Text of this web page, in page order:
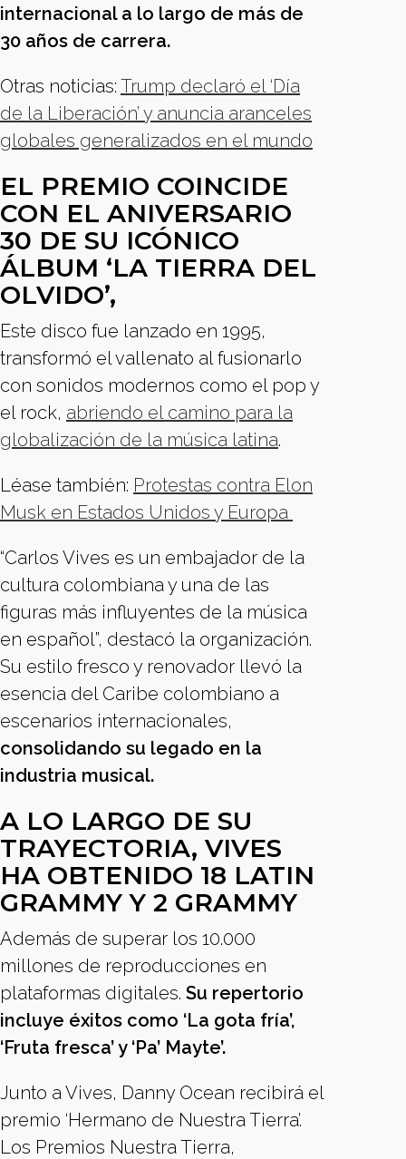
internacional a lo largo de más de
30 años de carrera.
Otras noticias: Trump declaró el ‘Día
de la Liberación’ y anuncia aranceles
globales generalizados en el mundo
EL PREMIO COINCIDE
CON EL ANIVERSARIO
30 DE SU ICÓNICO
ÁLBUM ‘LA TIERRA DEL
OLVIDO’,
Este disco fue lanzado en 1995,
transformó el vallenato al fusionarlo
con sonidos modernos como el pop y
el rock, abriendo el camino para la
globalización de la música latina.
Léase también: Protestas contra Elon
Musk en Estados Unidos y Europa
“Carlos Vives es un embajador de la
cultura colombiana y una de las
figuras más influyentes de la música
en español”, destacó la organización.
Su estilo fresco y renovador llevó la
esencia del Caribe colombiano a
escenarios internacionales,
consolidando su legado en la
industria musical.
A LO LARGO DE SU
TRAYECTORIA, VIVES
HA OBTENIDO 18 LATIN
GRAMMY Y 2 GRAMMY
Además de superar los 10.000
millones de reproducciones en
plataformas digitales. Su repertorio
incluye éxitos como ‘La gota fría’,
‘Fruta fresca’ y ‘Pa’ Mayte’.
Junto a Vives, Danny Ocean recibirá el
premio ‘Hermano de Nuestra Tierra’.
Los Premios Nuestra Tierra,